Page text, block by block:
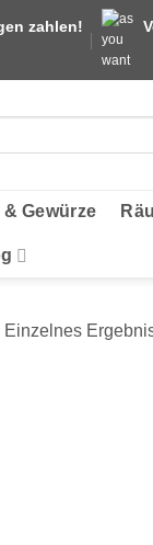
zahlen!
Gewürze
Einzelnes